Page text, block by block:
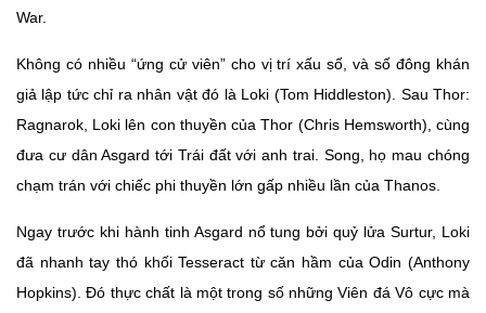
War.
Không có nhiều “ứng cử viên” cho vị trí xấu số, và số đông khán
giả lập tức chỉ ra nhân vật đó là Loki (Tom Hiddleston). Sau Thor:
Ragnarok, Loki lên con thuyền của Thor (Chris Hemsworth), cùng
đưa cư dân Asgard tới Trái đất với anh trai. Song, họ mau chóng
chạm trán với chiếc phi thuyền lớn gấp nhiều lần của Thanos.
Ngay trước khi hành tinh Asgard nổ tung bởi quỷ lửa Surtur, Loki
đã nhanh tay thó khối Tesseract từ căn hầm của Odin (Anthony
Hopkins). Đó thực chất là một trong số những Viên đá Vô cực mà